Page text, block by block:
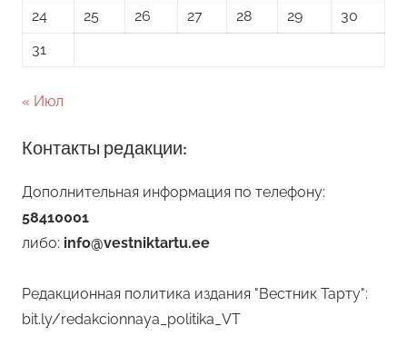
24
25 26 27 28 29
30
31
« Июл
Контакты редакции:
Дополнительная информация по телефону:
58410001
либо: info@vestniktartu.ee
Редакционная политика издания "Вестник Тарту":
bit.ly/redakcionnaya_politika_VT